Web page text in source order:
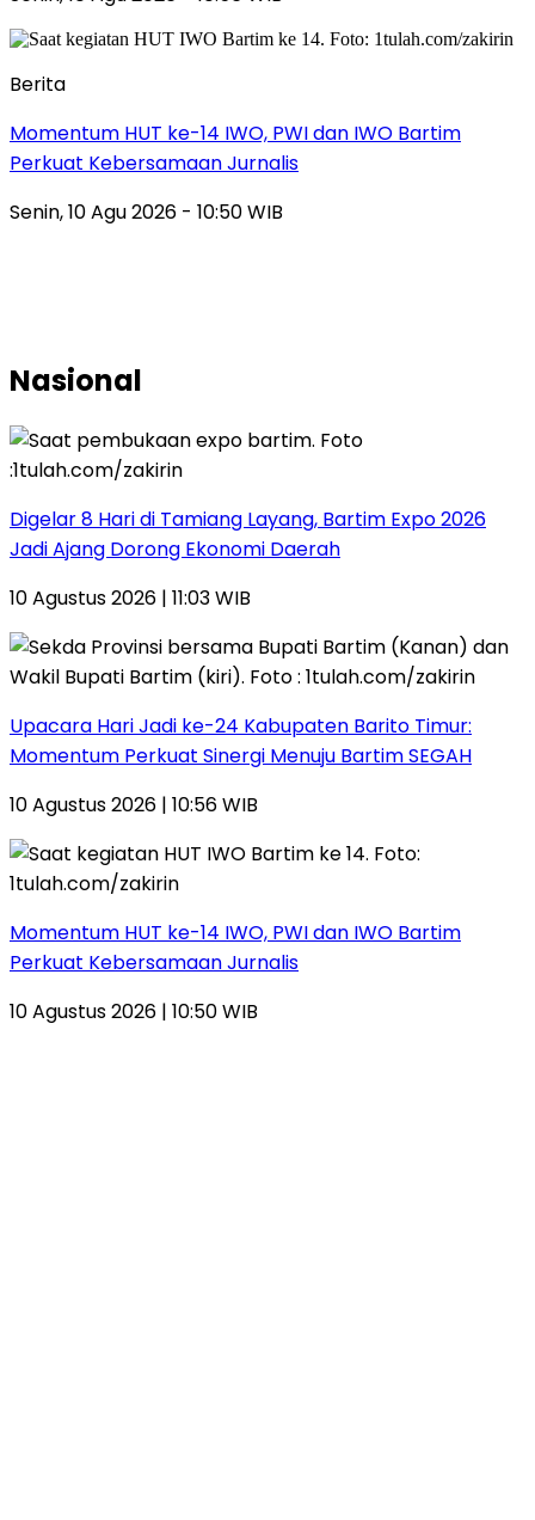
Berita
Momentum HUT ke-14 IWO, PWI dan IWO Bartim
Perkuat Kebersamaan Jurnalis
Senin, 10 Agu 2026 - 10:50 WIB
Nasional
Digelar 8 Hari di Tamiang Layang, Bartim Expo 2026
Jadi Ajang Dorong Ekonomi Daerah
10 Agustus 2026 | 11:03 WIB
Upacara Hari Jadi ke-24 Kabupaten Barito Timur:
Momentum Perkuat Sinergi Menuju Bartim SEGAH
10 Agustus 2026 | 10:56 WIB
Momentum HUT ke-14 IWO, PWI dan IWO Bartim
Perkuat Kebersamaan Jurnalis
10 Agustus 2026 | 10:50 WIB